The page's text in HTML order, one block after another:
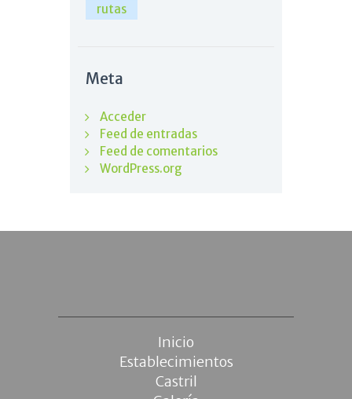
rutas
Meta
Acceder
Feed de entradas
Feed de comentarios
WordPress.org
Inicio
Establecimientos
Castril